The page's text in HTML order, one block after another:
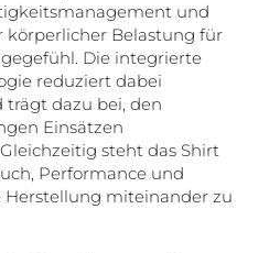
und
körperlicher Belastung für
Die integrierte
reduziert dabei
dazu bei, den
Einsätzen
steht das Shirt
Performance und
miteinander zu